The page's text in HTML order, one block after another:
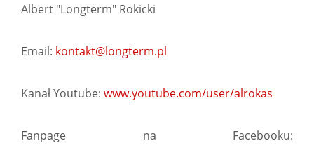
Albert "Longterm" Rokicki
Email: kontakt@longterm.pl
Kanał Youtube: www.youtube.com/user/alrokas
Fanpage na Facebooku: